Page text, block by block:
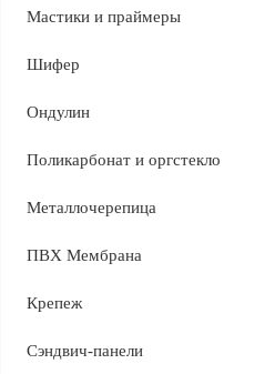
Мастики и праймеры
Шифер
Ондулин
Поликарбонат и оргстекло
Металлочерепица
ПВХ Мембрана
Крепеж
Сэндвич-панели